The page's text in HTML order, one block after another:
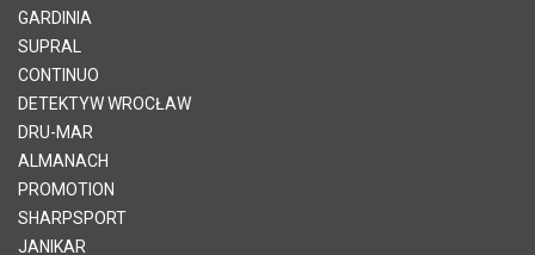
GARDINIA
SUPRAL
CONTINUO
DETEKTYW WROCŁAW
DRU-MAR
ALMANACH
PROMOTION
SHARPSPORT
JANIKAR